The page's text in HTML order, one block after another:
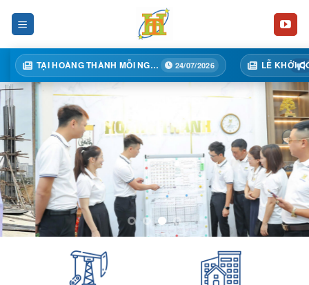
TẠI HOÀNG THÀNH MỖI NGÀY MỘT BƯỚC TIẾN 24/07/2026 LỄ KHỞI CÔNG DỰ ÁN TÒA 02A – TRUNG TÂM THƯƠNG MẠI HỒNG KÔNG, KHÁCH SẠN, CĂN HỘ ĐỂ BÁN VÀ CHO THUÊ